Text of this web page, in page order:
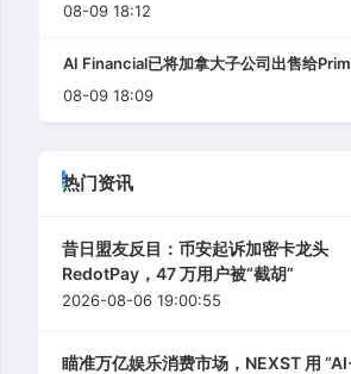
08-09 18:12
AI Financial已将加拿大子公司出售给
08-09 18:09
热门资讯
昔日盟友反目：币安起诉加密卡龙头
RedotPay，47 万用户被“截胡”
2026-08-06 19:00:55
瞄准万亿娱乐消费市场，NEXST 用